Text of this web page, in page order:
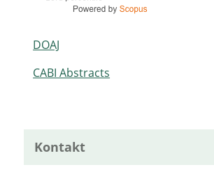
DOAJ
CABI Abstracts
Kontakt